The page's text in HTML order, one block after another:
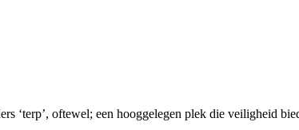
‘terp’, oftewel; een hooggelegen plek die veiligheid